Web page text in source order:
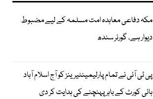
مکہ دفاعی معاہدہ امت مسلمہ کے لیے مضبوط
دیوار ہے، گورنر سندھ
پی ٹی آئی نے تمام پارلیمینٹیرینز کو آج اسلام آباد
ہائی کورٹ کے باہر پہنچنے کی ہدایت کر دی